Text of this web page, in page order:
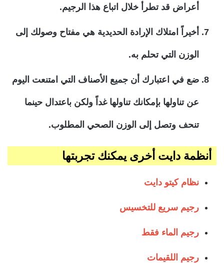
أعراض قد تطرأ خلال اتباع هذا الرجيم.
أخيراً امتلاك الإرادة الحديدية هي مفتاح وصولك إلى
الوزن التي تحلم به.
ضع في اعتبارك أن جميع الأصناف التي امتنعت اليوم
عن تناولها بإمكانك تناولها غداً ولكن باعتدال حينما
تنحف وتصل إلى الوزن الصحي المطلوب.
أنظمة دايت أخرى يمكنك تجربتها
نظام كيتو دايت
رجيم سريع للتخسيس
رجيم الماء فقط
رجيم اللقيمات